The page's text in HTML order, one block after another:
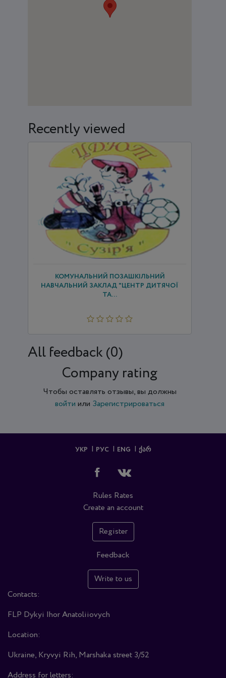
Recently viewed
КОМУНАЛЬНИЙ ПОЗАШКІЛЬНИЙ
НАВЧАЛЬНИЙ ЗАКЛАД "ЦЕНТР ДИТЯЧОЇ
ТА...
All feedback (0)
Company rating
Чтобы оставлять отзывы, вы должны
войти или Зарегистрироваться
УКР РУС ENG ᲥᲐᲠ
Rules Rates
Create an account
Register
Feedback
Write to us
Contacts:
FLP Dykyi Ihor Anatoliiovych
Location:
Ukraine, Kryvyi Rih, Marshaka street 3/52
Address for letters: